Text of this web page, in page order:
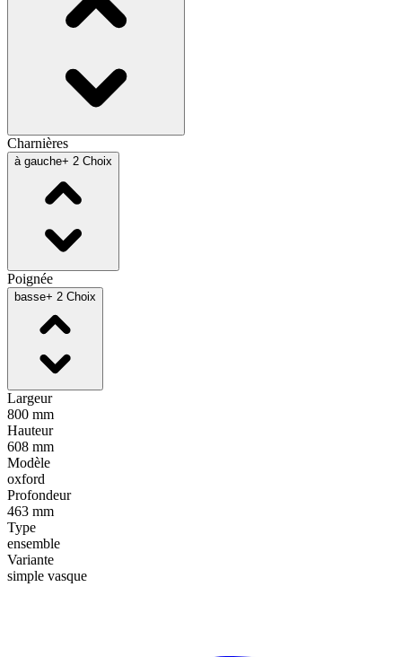
Charnières
à gauche+ 2 Choix
Poignée
basse+ 2 Choix
Largeur
800 mm
Hauteur
608 mm
Modèle
oxford
Profondeur
463 mm
Type
ensemble
Variante
simple vasque